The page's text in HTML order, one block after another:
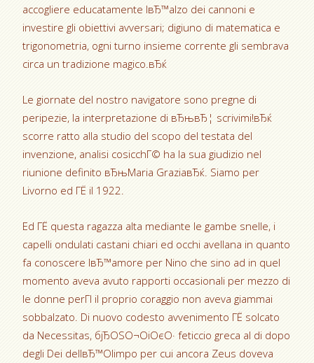
accogliere educatamente lвЂ™alzo dei cannoni e
investire gli obiettivi avversari; digiuno di matematica e
trigonometria, ogni turno insieme corrente gli sembrava
circa un tradizione magico.вЂќ
Le giornate del nostro navigatore sono pregne di
peripezie, la interpretazione di вЂњвЂ¦ scrivimi!вЂќ
scorre ratto alla studio del scopo del testata del
invenzione, analisi cosicchГ© ha la sua giudizio nel
riunione definito вЂњMaria GraziaвЂќ. Siamo per
Livorno ed ГЁ il 1922.
Ed ГЁ questa ragazza alta mediante le gambe snelle, i
capelli ondulati castani chiari ed occhi avellana in quanto
fa conoscere lвЂ™amore per Nino che sino ad in quel
momento aveva avuto rapporti occasionali per mezzo di
le donne perГІ il proprio coraggio non aveva giammai
sobbalzato. Di nuovo codesto avvenimento ГЁ solcato
da Necessitas, бјЂОЅО¬ОіОєО· feticcio greca al di dopo
degli Dei dellвЂ™Olimpo per cui ancora Zeus doveva